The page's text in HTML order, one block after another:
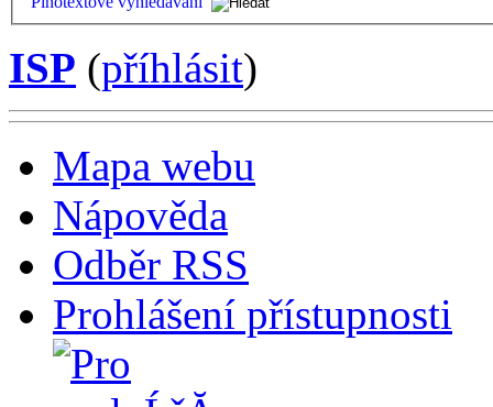
ISP (příhlásit)
Mapa webu
Nápověda
Odběr RSS
Prohlášení přístupnosti